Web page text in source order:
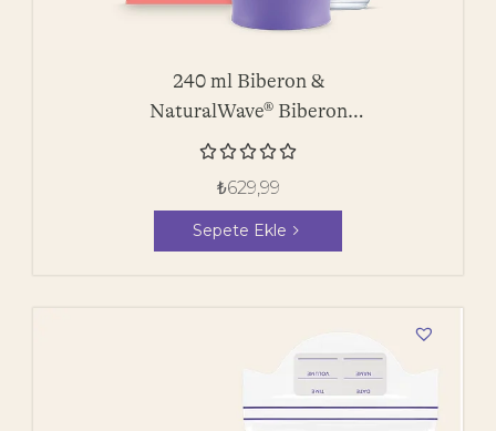
240 ml Biberon &
NaturalWave® Biberon
Emziği

₺629,99
Sepete Ekle